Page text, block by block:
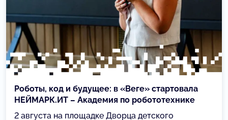
Роботы, код и будущее: в «Веге» стартовала
НЕЙМАРК.ИТ – Академия по робототехнике
2 августа на площадке Дворца детского